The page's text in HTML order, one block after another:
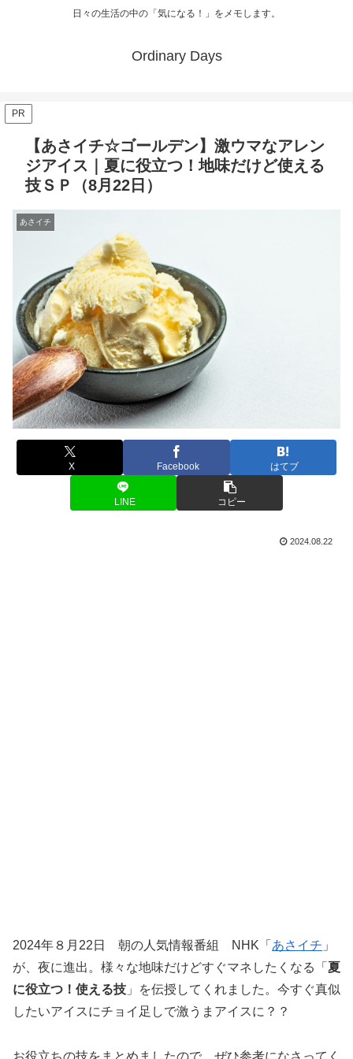
日々の生活の中の「気になる！」をメモします。
Ordinary Days
PR
【あさイチ☆ゴールデン】激ウマなアレン
ジアイス｜夏に役立つ！地味だけど使える
技ＳＰ（8月22日）
あさイチ
X Facebook はてブ
LINE コピー
2024.08.22
2024年８月22日 朝の人気情報番組 NHK「 あさイチ 」
が、夜に進出。様々な地味だけどすぐマネしたくなる「 夏
に役立つ！使える技 」を伝授してくれました。今すぐ真似
したいアイスにチョイ足しで激うまアイスに？？
お役立ちの技をまとめましたので、ぜひ参考になさってく